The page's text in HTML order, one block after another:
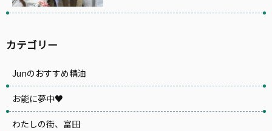
カテゴリー
Junのおすすめ精油
お能に夢中♥
わたしの街、富田